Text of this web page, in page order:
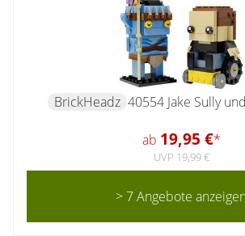
BrickHeadz 40554 Jake Sully
ab 19,95 €*
UVP 19,99 €
> 7 Angebote